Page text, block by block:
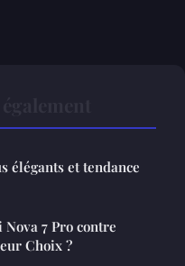
élégants et tendance
7 Pro contre
Choix ?